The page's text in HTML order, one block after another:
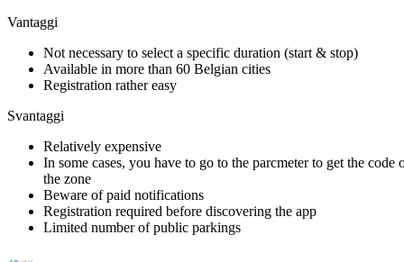
Vantaggi
Not necessary to select a specific duration (start & stop)
Available in more than 60 Belgian cities
Registration rather easy
Svantaggi
Relatively expensive
In some cases, you have to go to the parcmeter to get the code
the zone
Beware of paid notifications
Registration required before discovering the app
Limited number of public parkings